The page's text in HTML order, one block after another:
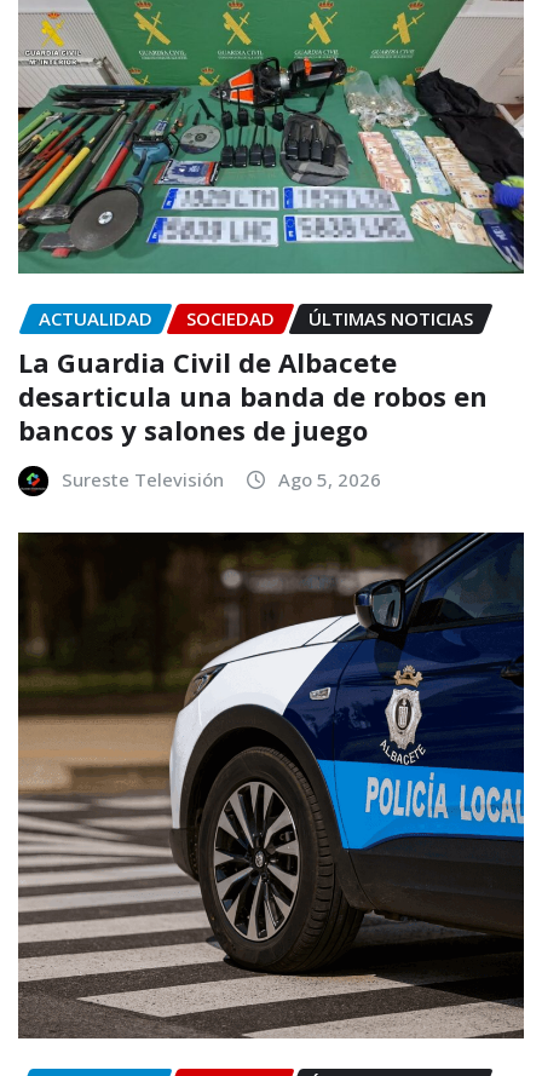
ACTUALIDAD SOCIEDAD ÚLTIMAS NOTICIAS
La Guardia Civil de Albacete
desarticula una banda de robos en
bancos y salones de juego
Sureste Televisión Ago 5, 2026